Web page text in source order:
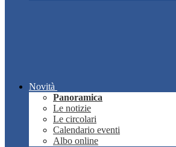
Novità
Panoramica
Le notizie
Le circolari
Calendario eventi
Albo online